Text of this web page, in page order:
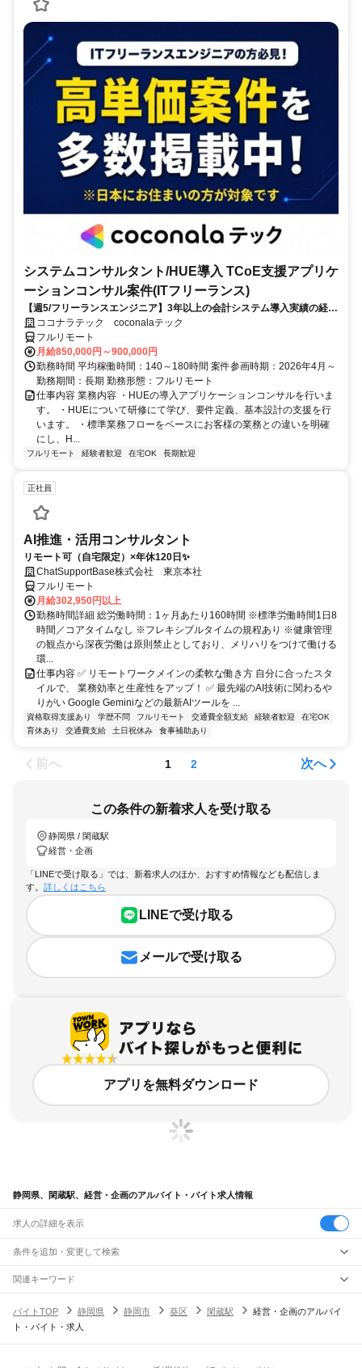
システムコンサルタント/HUE導入 TCoE支援アプリケ
ーションコンサル案件(ITフリーランス)
【週5/フリーランスエンジニア】3年以上の会計システム導入実績の経験
必須ココナラテック coconalaテック
フルリモート
月給850,000円～900,000円
勤務時間 平均稼働時間：140～180時間 案件参画時期：2026年4月～
勤務期間：長期 勤務形態：フルリモート
仕事内容 業務内容 ・HUEの導入アプリケーションコンサルを行いま
す。 ・HUEについて研修にて学び、要件定義、基本設計の支援を行
います。 ・標準業務フローをベースにお客様の業務との違いを明確
にし、H...
フルリモート 経験者歓迎 在宅OK 長期歓迎
正社員
AI推進・活用コンサルタント
リモート可（自宅限定）×年休120日✨
ChatSupportBase株式会社 東京本社
フルリモート
月給302,950円以上
勤務時間詳細 総労働時間：1ヶ月あたり160時間 ※標準労働時間1日8
時間／コアタイムなし ※フレキシブルタイムの規程あり ※健康管理
の観点から深夜労働は原則禁止としており、メリハリをつけて働ける
環...
仕事内容 ✅ リモートワークメインの柔軟な働き方 自分に合ったスタ
イルで、 業務効率と生産性をアップ！ ✅ 最先端のAI技術に関わるや
りがい Google Geminiなどの最新AIツールを ...
資格取得支援あり 学歴不問 フルリモート 交通費全額支給 経験者歓迎
在宅OK
育休あり
交通費支給 土日祝休み 食事補助あり
前へ 1 2 次へ
この条件の新着求人を受け取る
静岡県 / 閑蔵駅
経営・企画
「LINEで受け取る」では、新着求人のほか、おすすめ情報なども配信しま
す。 詳しくはこちら
LINEで受け取る
メールで受け取る
アプリを無料ダウンロード
静岡県、閑蔵駅、経営・企画のアルバイト・バイト求人情報
求人の詳細を表示
条件を追加・変更して検索
市区町村を追加・変更
静岡県すべて
静岡市 すべて
駅を追加・変更
職種を追加・変更
関連キーワード
バイトTOP
静岡県 静岡市 葵区 閑蔵駅
経営・企画のアルバイ
ト・バイト・求人